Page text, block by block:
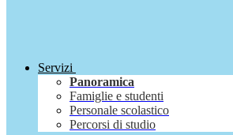
Servizi
Panoramica
Famiglie e studenti
Personale scolastico
Percorsi di studio